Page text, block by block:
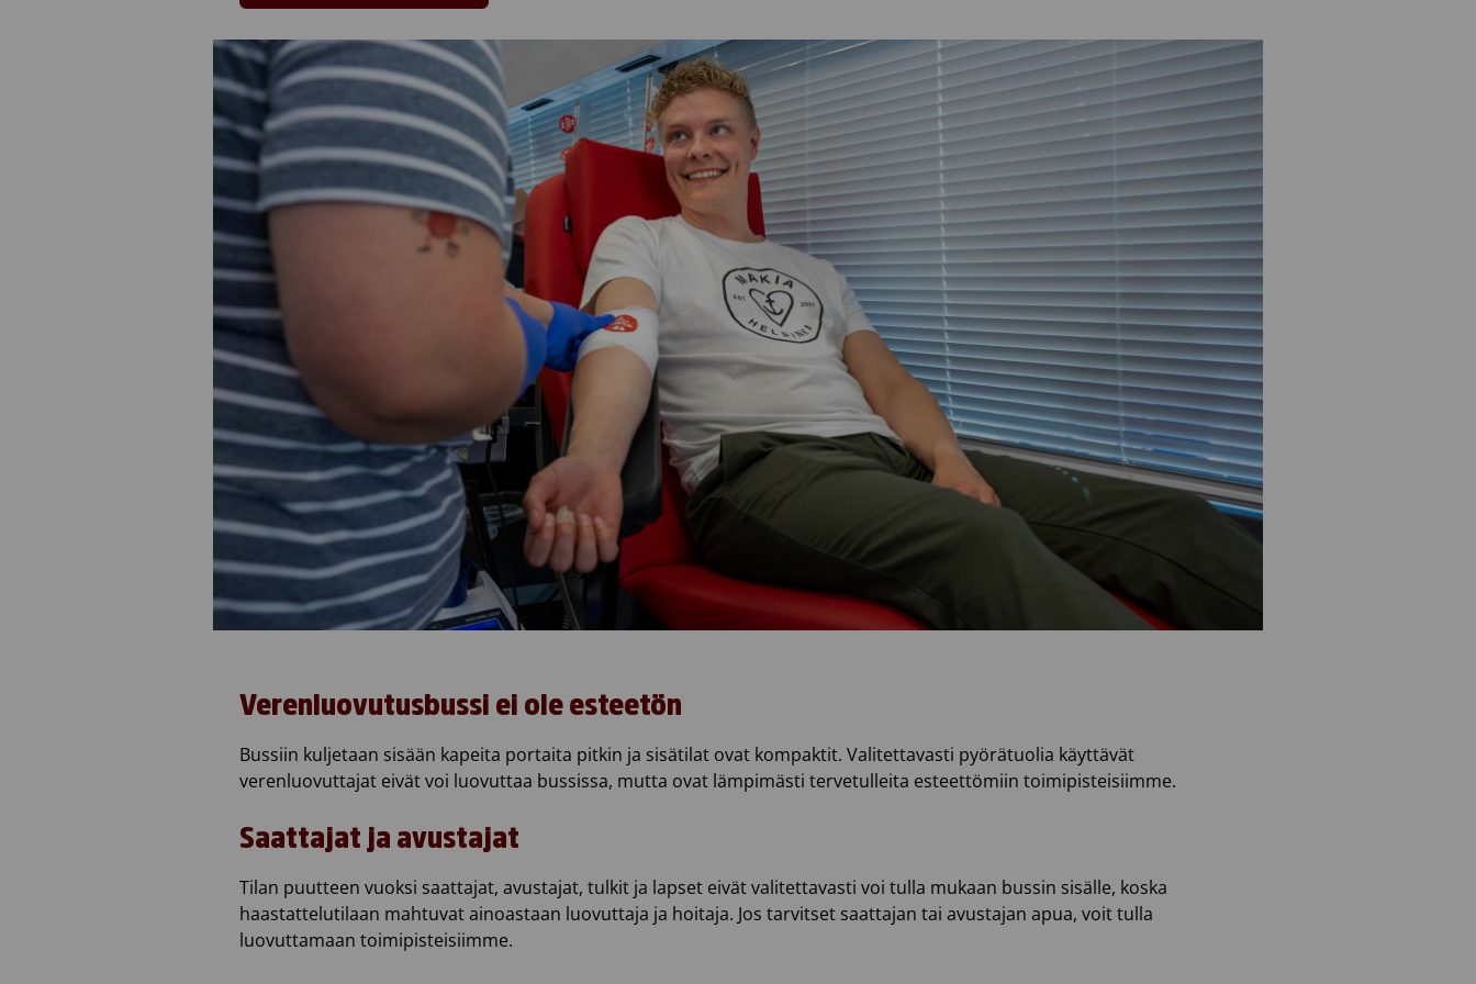
Verenluovutusbussi ei ole esteetön
Bussiin kuljetaan sisään kapeita portaita pitkin ja sisätilat ovat kompaktit. Valitettavasti pyörätuolia käyttävät
verenluovuttajat eivät voi luovuttaa bussissa, mutta ovat lämpimästi tervetulleita esteettömiin toimipisteisiimme.
Saattajat ja avustajat
Tilan puutteen vuoksi saattajat, avustajat, tulkit ja lapset eivät valitettavasti voi tulla mukaan bussin sisälle, koska
haastattelutilaan mahtuvat ainoastaan luovuttaja ja hoitaja. Jos tarvitset saattajan tai avustajan apua, voit tulla
luovuttamaan toimipisteisiimme.